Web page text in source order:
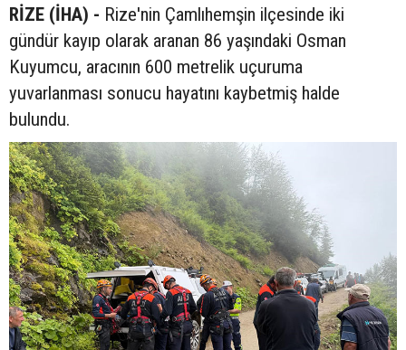
RİZE (İHA) - Rize'nin Çamlıhemşin ilçesinde iki
gündür kayıp olarak aranan 86 yaşındaki Osman
Kuyumcu, aracının 600 metrelik uçuruma
yuvarlanması sonucu hayatını kaybetmiş halde
bulundu.